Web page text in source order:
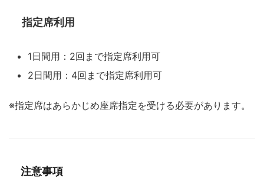
指定席利用
1日間用：2回まで指定席利用可
2日間用：4回まで指定席利用可
※指定席はあらかじめ座席指定を受ける必要があります。
注意事項